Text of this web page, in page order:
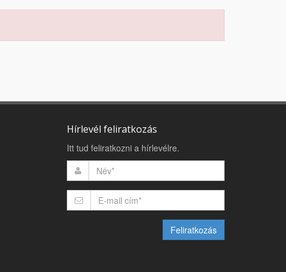
Hírlevél feliratkozás
Itt tud feliratkozni a hírlevélre.
Feliratkozás